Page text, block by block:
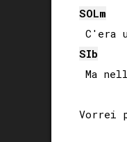
SOLm
SIb
Ma
Vorrei